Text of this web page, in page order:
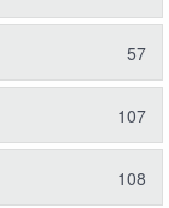
57
107
108